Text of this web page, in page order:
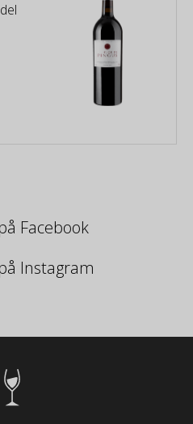
Facebook
Instagram